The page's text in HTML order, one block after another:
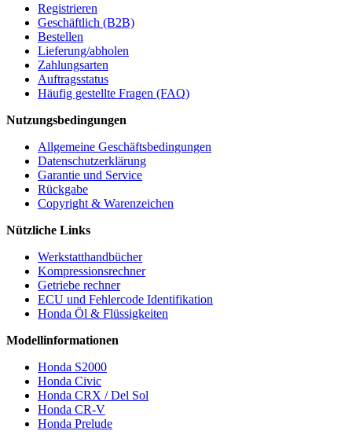
Registrieren
Geschäftlich (B2B)
Bestellen
Lieferung/abholen
Zahlungsarten
Auftragsstatus
Häufig gestellte Fragen (FAQ)
Nutzungsbedingungen
Allgemeine Geschäftsbedingungen
Datenschutzerklärung
Garantie und Service
Rückgabe
Copyright & Warenzeichen
Nützliche Links
Werkstatthandbücher
Kompressionsrechner
Getriebe rechner
ECU und Fehlercode Identifikation
Honda Öl & Flüssigkeiten
Modellinformationen
Honda S2000
Honda Civic
Honda CRX / Del Sol
Honda CR-V
Honda Prelude